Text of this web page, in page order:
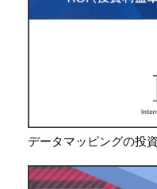
データマッピングの投